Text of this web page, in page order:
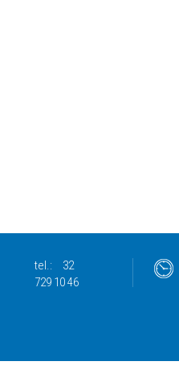
tel.:
32
729 10 46